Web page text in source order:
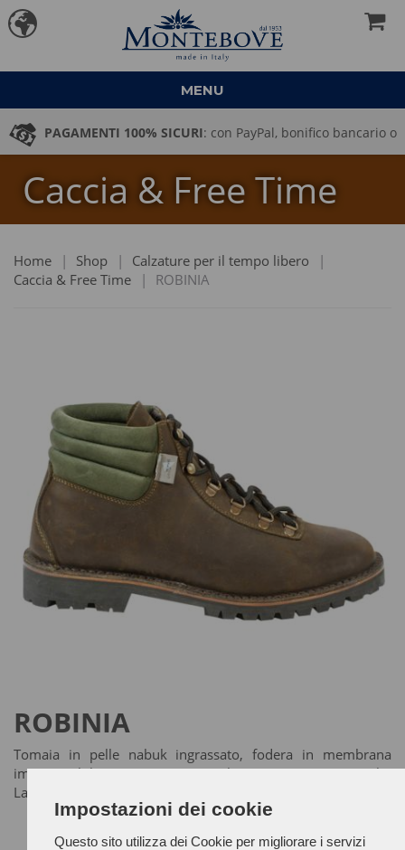
Impostazioni dei cookie
Questo sito utilizza dei Cookie per migliorare i servizi
MENU
PAGAMENTI 100% SICURI: con PayPal, bonifico bancario o
pagamento alla consegna
Caccia & Free Time
Home | Shop | Calzature per il tempo libero
|
Caccia & Free Time
| ROBINIA
ROBINIA
Tomaia in pelle nabuk ingrassato, fodera in membrana
impermeabile e traspirante. Suola in gomma antiscivolo.
Lavorazione Ideal.
Guida alle taglie